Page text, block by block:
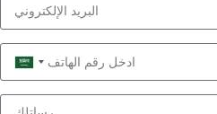
Saudi
Arabia
+966